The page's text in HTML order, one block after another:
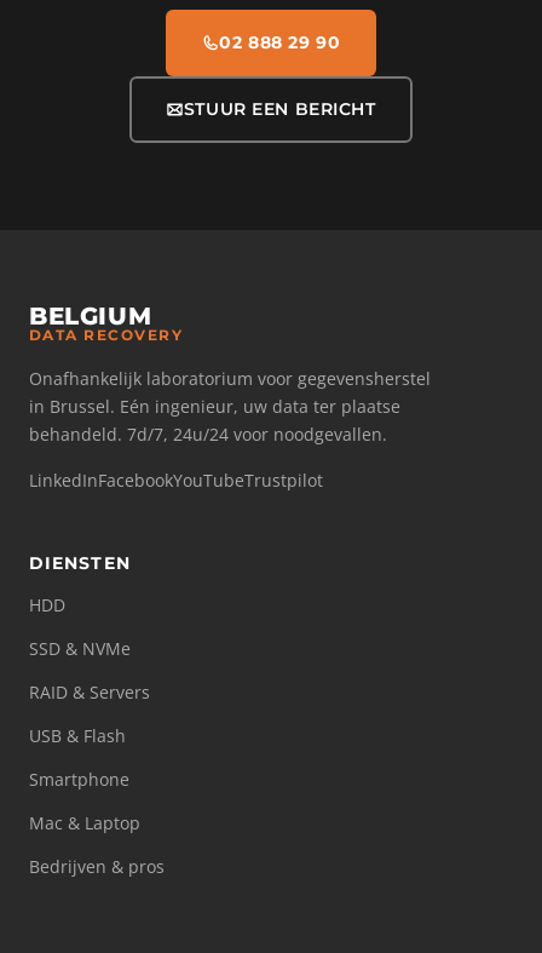
02 888 29 90
STUUR EEN BERICHT
BELGIUM
DATA RECOVERY
Onafhankelijk laboratorium voor gegevensherstel
in Brussel. Eén ingenieur, uw data ter plaatse
behandeld. 7d/7, 24u/24 voor noodgevallen.
LinkedInFacebookYouTubeTrustpilot
DIENSTEN
HDD
SSD & NVMe
RAID & Servers
USB & Flash
Smartphone
Mac & Laptop
Bedrijven & pros